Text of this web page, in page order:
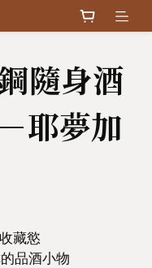
隨身酒
耶夢加
藏慾
品酒小物